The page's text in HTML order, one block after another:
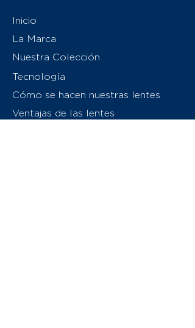
Inicio
La Marca
Nuestra Colección
Tecnología
Cómo se hacen nuestras lentes
Ventajas de las lentes